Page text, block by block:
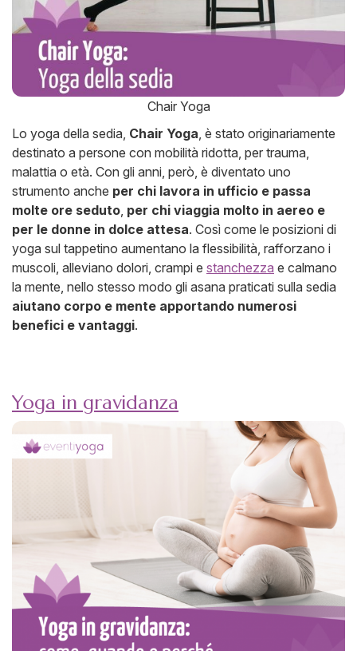
Chair Yoga
Lo yoga della sedia, Chair Yoga, è stato originariamente
destinato a persone con mobilità ridotta, per trauma,
malattia o età. Con gli anni, però, è diventato uno
strumento anche per chi lavora in ufficio e passa
molte ore seduto, per chi viaggia molto in aereo e
per le donne in dolce attesa. Così come le posizioni di
yoga sul tappetino aumentano la flessibilità, rafforzano i
muscoli, alleviano dolori, crampi e stanchezza e calmano
la mente, nello stesso modo gli asana praticati sulla sedia
aiutano corpo e mente apportando numerosi
benefici e vantaggi.
Yoga in gravidanza